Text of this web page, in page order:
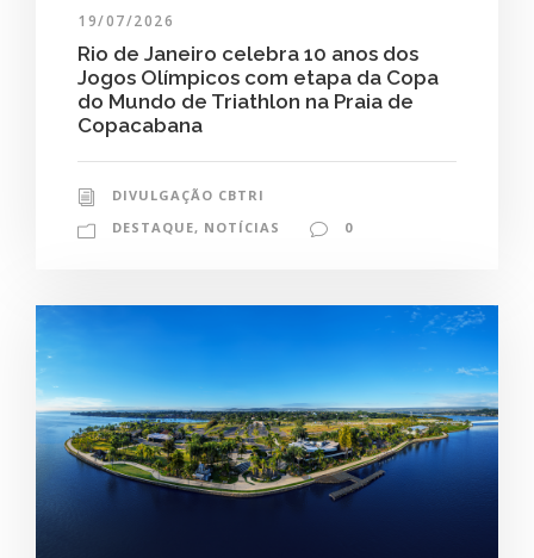
19/07/2026
Rio de Janeiro celebra 10 anos dos
Jogos Olímpicos com etapa da Copa
do Mundo de Triathlon na Praia de
Copacabana
DIVULGAÇÃO CBTRI
DESTAQUE, NOTÍCIAS 0